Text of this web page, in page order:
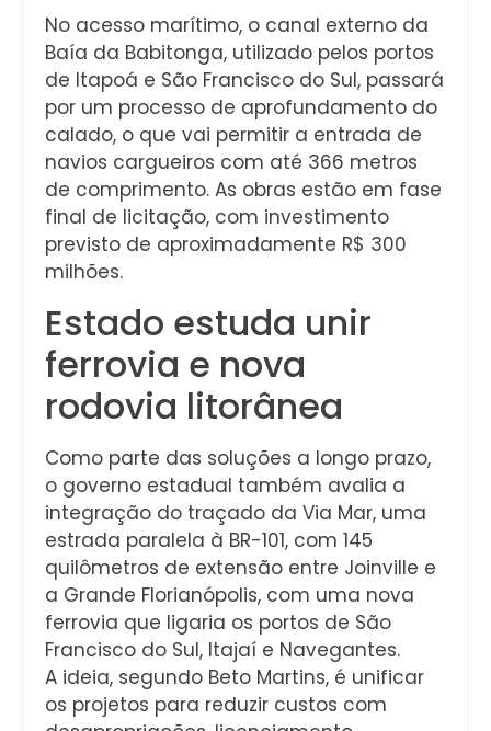
No acesso marítimo, o canal externo da
Baía da Babitonga, utilizado pelos portos
de Itapoá e São Francisco do Sul, passará
por um processo de aprofundamento do
calado, o que vai permitir a entrada de
navios cargueiros com até 366 metros
de comprimento. As obras estão em fase
final de licitação, com investimento
previsto de aproximadamente R$ 300
milhões.
Estado estuda unir
ferrovia e nova
rodovia litorânea
Como parte das soluções a longo prazo,
o governo estadual também avalia a
integração do traçado da Via Mar, uma
estrada paralela à BR-101, com 145
quilômetros de extensão entre Joinville e
a Grande Florianópolis, com uma nova
ferrovia que ligaria os portos de São
Francisco do Sul, Itajaí e Navegantes.
A ideia, segundo Beto Martins, é unificar
os projetos para reduzir custos com